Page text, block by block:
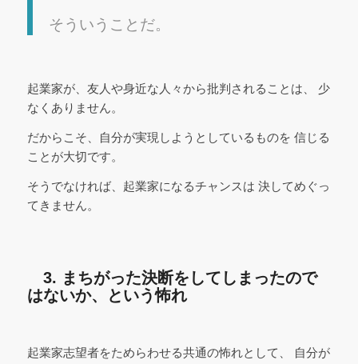
そういうことだ。
起業家が、友人や身近な人々から批判されることは、 少
なくありません。
だからこそ、自分が実現しようとしているものを 信じる
ことが大切です。
そうでなければ、起業家になるチャンスは 決してめぐっ
てきません。
3. まちがった決断をしてしまったので
はないか、という怖れ
起業家志望者をためらわせる共通の怖れとして、 自分が